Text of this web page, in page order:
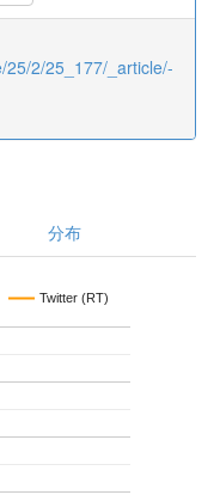
25/2/25_177/_article/-
分布
Twitter (RT)